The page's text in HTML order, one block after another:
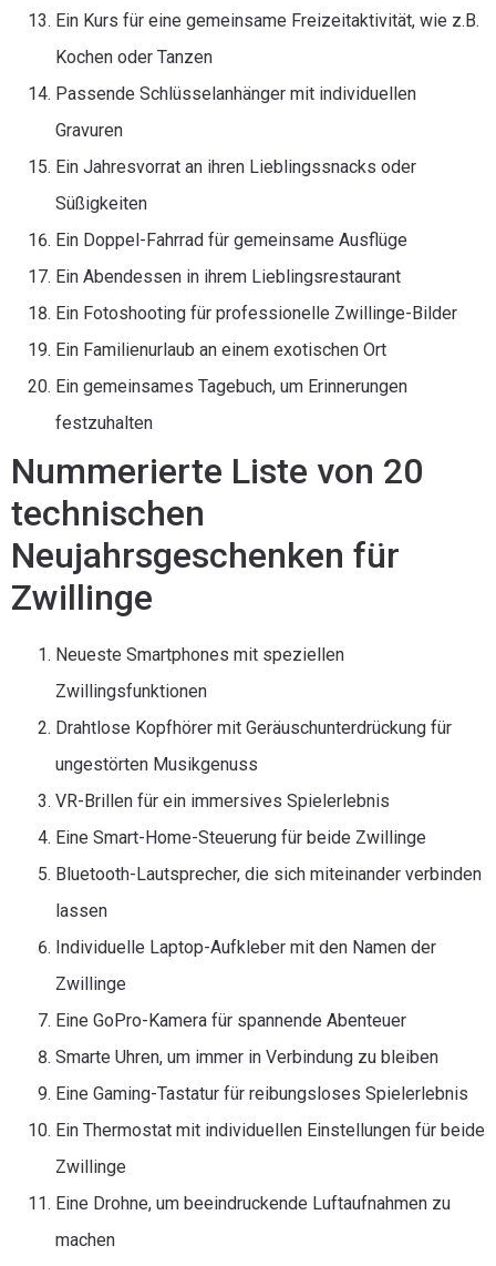
Ein Kurs für eine gemeinsame Freizeitaktivität, wie z.B.
Kochen oder Tanzen
Passende Schlüsselanhänger mit individuellen
Gravuren
Ein Jahresvorrat an ihren Lieblingssnacks oder
Süßigkeiten
Ein Doppel-Fahrrad für gemeinsame Ausflüge
Ein Abendessen in ihrem Lieblingsrestaurant
Ein Fotoshooting für professionelle Zwillinge-Bilder
Ein Familienurlaub an einem exotischen Ort
Ein gemeinsames Tagebuch, um Erinnerungen
festzuhalten
Nummerierte Liste von 20
technischen
Neujahrsgeschenken für
Zwillinge
Neueste Smartphones mit speziellen
Zwillingsfunktionen
Drahtlose Kopfhörer mit Geräuschunterdrückung für
ungestörten Musikgenuss
VR-Brillen für ein immersives Spielerlebnis
Eine Smart-Home-Steuerung für beide Zwillinge
Bluetooth-Lautsprecher, die sich miteinander verbinden
lassen
Individuelle Laptop-Aufkleber mit den Namen der
Zwillinge
Eine GoPro-Kamera für spannende Abenteuer
Smarte Uhren, um immer in Verbindung zu bleiben
Eine Gaming-Tastatur für reibungsloses Spielerlebnis
Ein Thermostat mit individuellen Einstellungen für beide
Zwillinge
Eine Drohne, um beeindruckende Luftaufnahmen zu
machen